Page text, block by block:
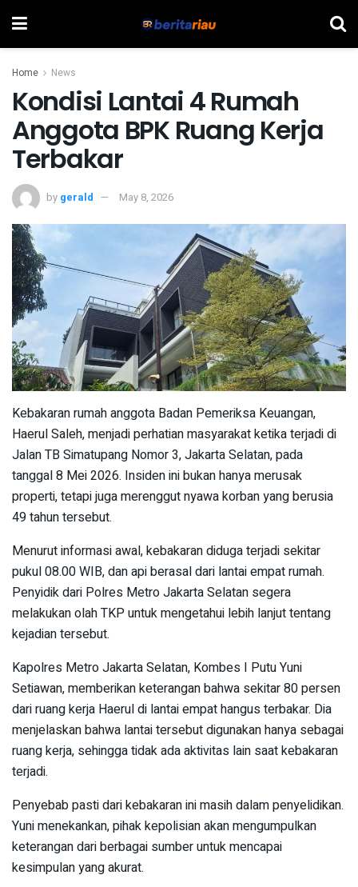
Home News
Kondisi Lantai 4 Rumah
Anggota BPK Ruang Kerja
Terbakar
by gerald May 8, 2026
Kebakaran rumah anggota Badan Pemeriksa Keuangan,
Haerul Saleh, menjadi perhatian masyarakat ketika terjadi di
Jalan TB Simatupang Nomor 3, Jakarta Selatan, pada
tanggal 8 Mei 2026. Insiden ini bukan hanya merusak
properti, tetapi juga merenggut nyawa korban yang berusia
49 tahun tersebut.
Menurut informasi awal, kebakaran diduga terjadi sekitar
pukul 08.00 WIB, dan api berasal dari lantai empat rumah.
Penyidik dari Polres Metro Jakarta Selatan segera
melakukan olah TKP untuk mengetahui lebih lanjut tentang
kejadian tersebut.
Kapolres Metro Jakarta Selatan, Kombes I Putu Yuni
Setiawan, memberikan keterangan bahwa sekitar 80 persen
dari ruang kerja Haerul di lantai empat hangus terbakar. Dia
menjelaskan bahwa lantai tersebut digunakan hanya sebagai
ruang kerja, sehingga tidak ada aktivitas lain saat kebakaran
terjadi.
Penyebab pasti dari kebakaran ini masih dalam penyelidikan.
Yuni menekankan, pihak kepolisian akan mengumpulkan
keterangan dari berbagai sumber untuk mencapai
kesimpulan yang akurat.